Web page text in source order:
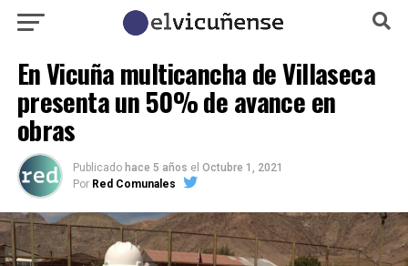
En Vicuña multicancha de Villaseca
presenta un 50% de avance en
obras
Publicado hace 5 años el Octubre 1, 2021
Por Red Comunales